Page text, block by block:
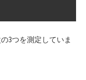
3つを測定していま